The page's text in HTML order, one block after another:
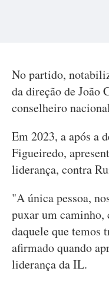
No partido,
da direção de João
conselheiro
Em 2023, a após a
Figueiredo,
liderança, contra
"A única pessoa,
puxar um caminho,
daquele que temos
afirmado quando
liderança da IL.